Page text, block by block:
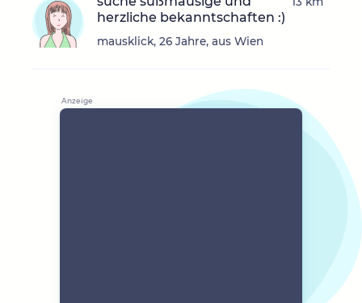
herzliche bekanntschaften :)
mausklick, 26 Jahre, aus Wien